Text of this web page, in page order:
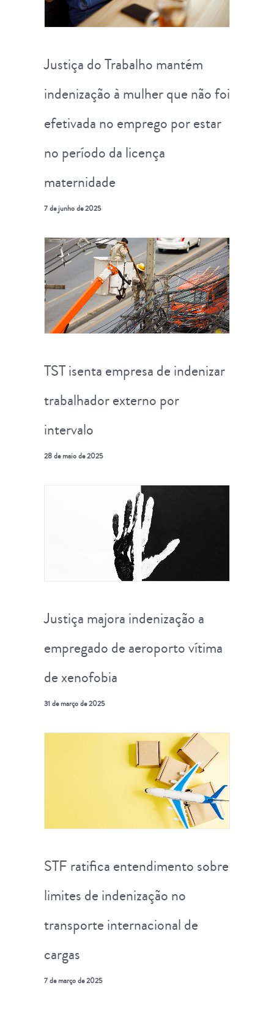
Justiça do Trabalho mantém
indenização à mulher que não foi
efetivada no emprego por estar
no período da licença
maternidade
7 de junho de 2025
TST isenta empresa de indenizar
trabalhador externo por
intervalo
28 de maio de 2025
Justiça majora indenização a
empregado de aeroporto vítima
de xenofobia
31 de março de 2025
STF ratifica entendimento sobre
limites de indenização no
transporte internacional de
cargas
7 de março de 2025